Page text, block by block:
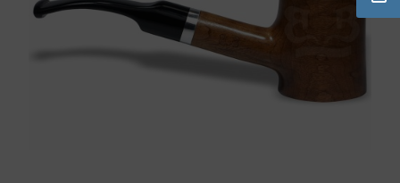
Piteiras para Cigarro
Limpadores para Cachimbo